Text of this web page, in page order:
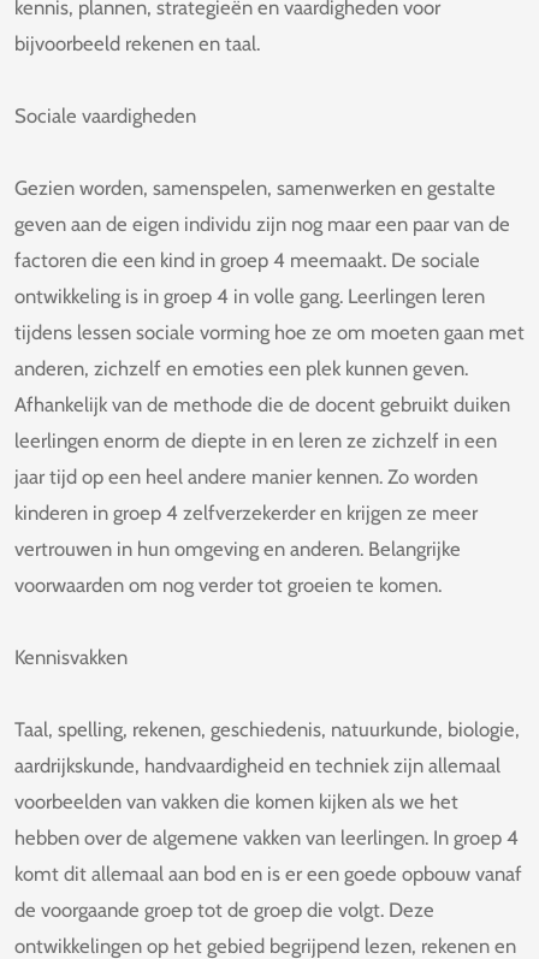
kennis, plannen, strategieën en vaardigheden voor
bijvoorbeeld rekenen en taal.
Sociale vaardigheden
Gezien worden, samenspelen, samenwerken en gestalte
geven aan de eigen individu zijn nog maar een paar van de
factoren die een kind in groep 4 meemaakt. De sociale
ontwikkeling is in groep 4 in volle gang. Leerlingen leren
tijdens lessen sociale vorming hoe ze om moeten gaan met
anderen, zichzelf en emoties een plek kunnen geven.
Afhankelijk van de methode die de docent gebruikt duiken
leerlingen enorm de diepte in en leren ze zichzelf in een
jaar tijd op een heel andere manier kennen. Zo worden
kinderen in groep 4 zelfverzekerder en krijgen ze meer
vertrouwen in hun omgeving en anderen. Belangrijke
voorwaarden om nog verder tot groeien te komen.
Kennisvakken
Taal, spelling, rekenen, geschiedenis, natuurkunde, biologie,
aardrijkskunde, handvaardigheid en techniek zijn allemaal
voorbeelden van vakken die komen kijken als we het
hebben over de algemene vakken van leerlingen. In groep 4
komt dit allemaal aan bod en is er een goede opbouw vanaf
de voorgaande groep tot de groep die volgt. Deze
ontwikkelingen op het gebied begrijpend lezen, rekenen en